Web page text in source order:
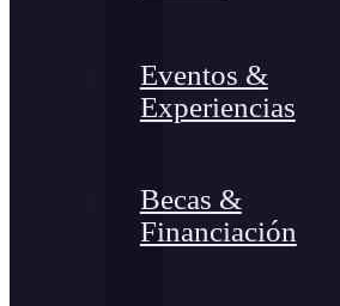
Eventos &
Experiencias
Becas &
Financiación